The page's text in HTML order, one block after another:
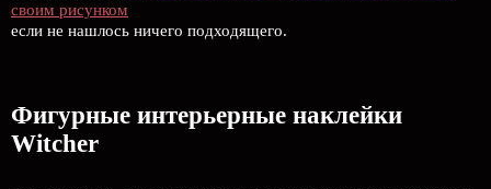
своим рисунком
если не нашлось ничего подходящего.
Фигурные интерьерные наклейки
Witcher